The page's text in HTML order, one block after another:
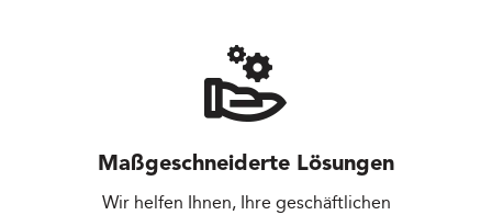
Maßgeschneiderte Lösungen
Wir helfen Ihnen, Ihre geschäftlichen